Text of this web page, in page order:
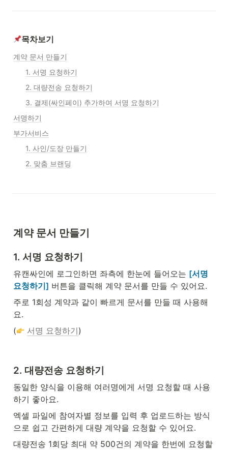
목차보기
계약 문서 만들기
1. 서명 요청하기
2. 대량전송 요청하기
3. 결제(싸인페이) 추가하여 서명 요청하기
서명하기
부가서비스
1. 사인/도장 만들기
2. 맞춤 브랜딩
계약 문서 만들기
1. 서명 요청하기
유캔싸인에 로그인하면 좌측에 한눈에 들어오는 [서명
요청하기] 버튼을 클릭해 계약 문서를 만들 수 있어요.
주로 1회성 계약과 같이 빠르게 문서를 만들 때 사용해
요.
(
서명 요청하기)
2. 대량전송 요청하기
동일한 양식을 이용해 여러명에게 서명 요청할 때 사용
하기 좋아요.
엑셀 파일에 참여자별 정보를 입력 후 업로드하는 방식
으로 쉽고 간편하게 대량 계약을 요청할 수 있어요.
대량전송 1회당 최대 약 500건의 계약을 한번에 요청할